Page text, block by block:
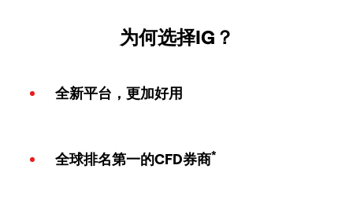
为何选择IG？
全新平台，更加好用
全球排名第一的CFD券商*